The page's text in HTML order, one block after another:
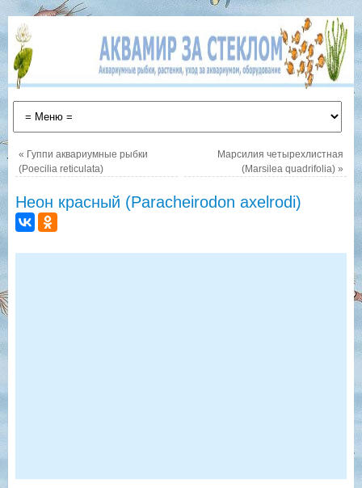
« Гуппи аквариумные рыбки
(Poecilia reticulata)
Марсилия четырехлистная
(Marsilea quadrifolia)»
Неон красный (Paracheirodon axelrodi)